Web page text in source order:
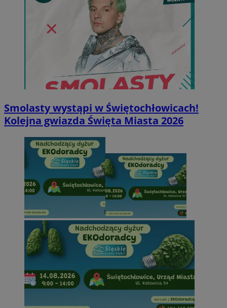
Smolasty wystąpi w Świętochłowicach!
Kolejna gwiazda Święta Miasta 2026